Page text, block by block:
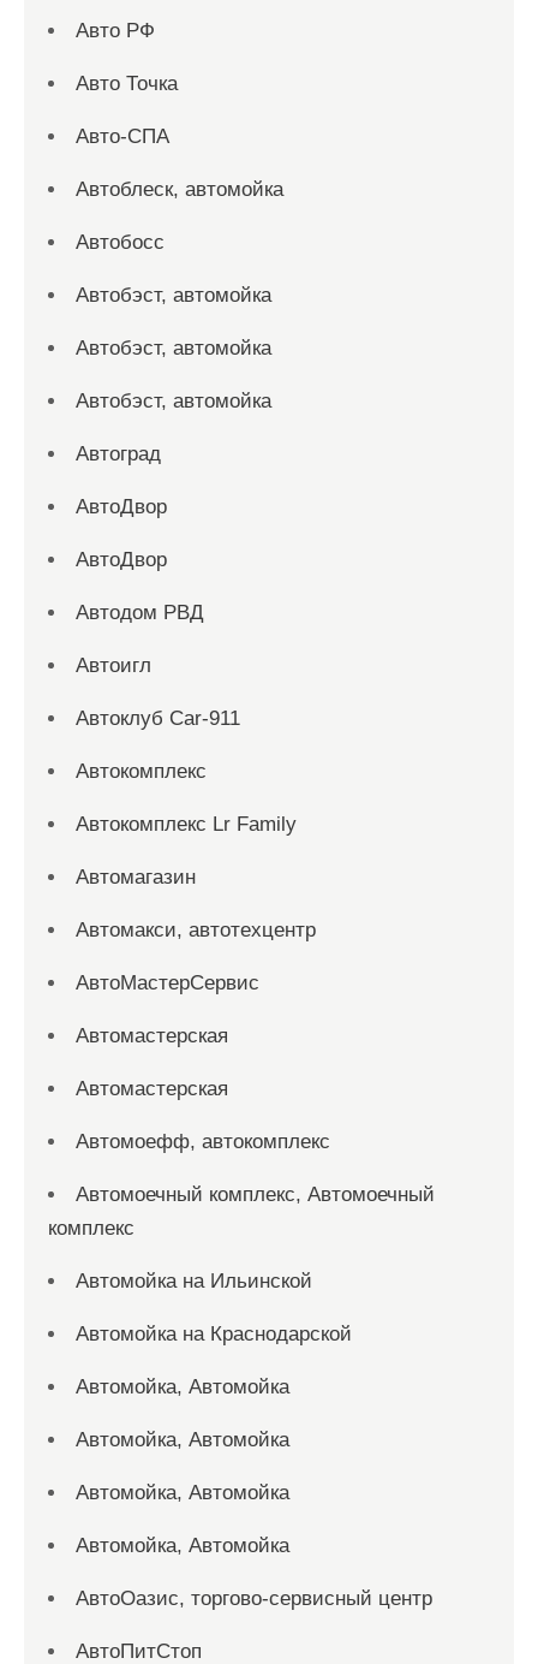
Авто РФ
Авто Точка
Авто-СПА
Автоблеск, автомойка
Автобосс
Автобэст, автомойка
Автобэст, автомойка
Автобэст, автомойка
Автоград
АвтоДвор
АвтоДвор
Автодом РВД
Автоигл
Автоклуб Car-911
Автокомплекс
Автокомплекс Lr Family
Автомагазин
Автомакси, автотехцентр
АвтоМастерСервис
Автомастерская
Автомастерская
Автомоефф, автокомплекс
Автомоечный комплекс, Автомоечный
комплекс
Автомойка на Ильинской
Автомойка на Краснодарской
Автомойка, Автомойка
Автомойка, Автомойка
Автомойка, Автомойка
Автомойка, Автомойка
АвтоОазис, торгово-сервисный центр
АвтоПитСтоп